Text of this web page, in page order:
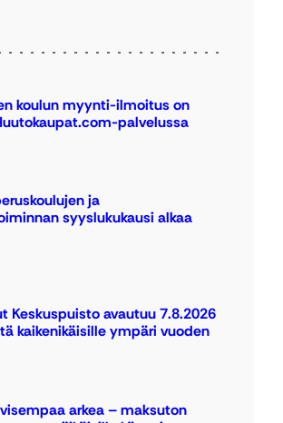
koulun myynti-ilmoitus on
palvelussa
ja
syyslukukausi alkaa
Keskuspuisto avautuu 7.8.2026
kaikenikäisille ympäri vuoden
arkea – maksuton